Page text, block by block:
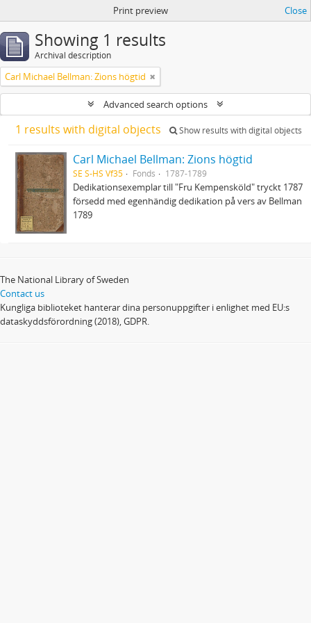
Print preview Close
Showing 1 results
Archival description
Carl Michael Bellman: Zions högtid
Advanced search options
1 results with digital objects Show results with digital objects
Carl Michael Bellman: Zions högtid
SE S-HS Vf35 Fonds 1787-1789
Dedikationsexemplar till "Fru Kempensköld" tryckt 1787
försedd med egenhändig dedikation på vers av Bellman
1789
The National Library of Sweden
Contact us
Kungliga biblioteket hanterar dina personuppgifter i enlighet med EU:s
dataskyddsförordning (2018), GDPR.